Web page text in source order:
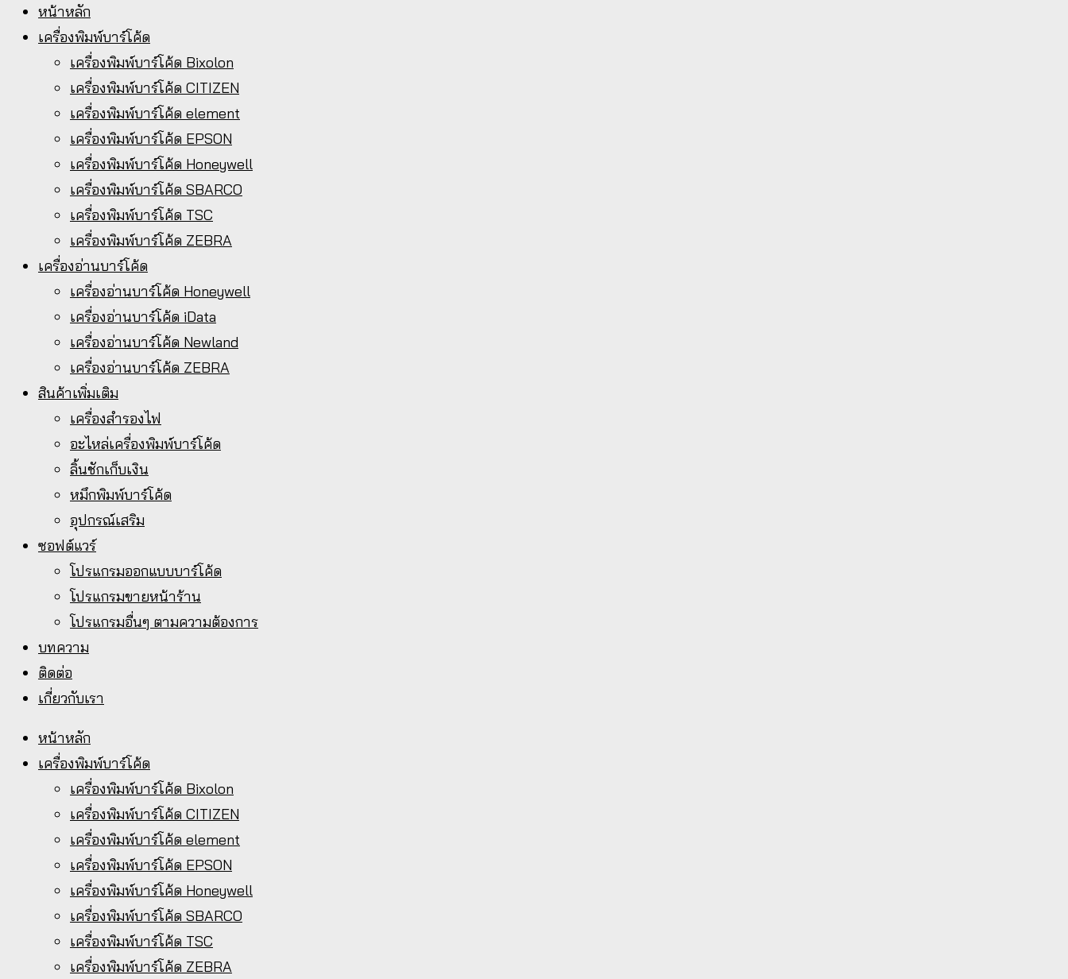
หน้าหลัก
เครื่องพิมพ์บาร์โค้ด
เครื่องพิมพ์บาร์โค้ด Bixolon
เครื่องพิมพ์บาร์โค้ด CITIZEN
เครื่องพิมพ์บาร์โค้ด element
เครื่องพิมพ์บาร์โค้ด EPSON
เครื่องพิมพ์บาร์โค้ด Honeywell
เครื่องพิมพ์บาร์โค้ด SBARCO
เครื่องพิมพ์บาร์โค้ด TSC
เครื่องพิมพ์บาร์โค้ด ZEBRA
เครื่องอ่านบาร์โค้ด
เครื่องอ่านบาร์โค้ด Honeywell
เครื่องอ่านบาร์โค้ด iData
เครื่องอ่านบาร์โค้ด Newland
เครื่องอ่านบาร์โค้ด ZEBRA
สินค้าเพิ่มเติม
เครื่องสำรองไฟ
อะไหล่เครื่องพิมพ์บาร์โค้ด
ลิ้นชักเก็บเงิน
หมึกพิมพ์บาร์โค้ด
อุปกรณ์เสริม
ซอฟต์แวร์
โปรแกรมออกแบบบาร์โค้ด
โปรแกรมขายหน้าร้าน
โปรแกรมอื่นๆ ตามความต้องการ
บทความ
ติดต่อ
เกี่ยวกับเรา
หน้าหลัก
เครื่องพิมพ์บาร์โค้ด
เครื่องพิมพ์บาร์โค้ด Bixolon
เครื่องพิมพ์บาร์โค้ด CITIZEN
เครื่องพิมพ์บาร์โค้ด element
เครื่องพิมพ์บาร์โค้ด EPSON
เครื่องพิมพ์บาร์โค้ด Honeywell
เครื่องพิมพ์บาร์โค้ด SBARCO
เครื่องพิมพ์บาร์โค้ด TSC
เครื่องพิมพ์บาร์โค้ด ZEBRA